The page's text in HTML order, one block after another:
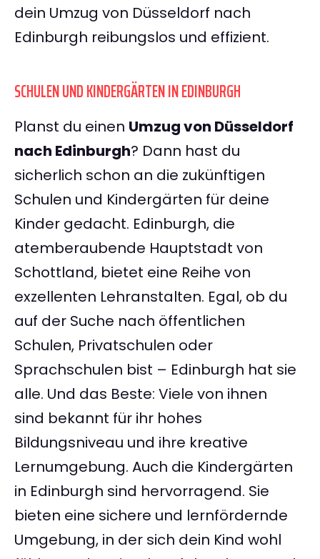
dein Umzug von Düsseldorf nach
Edinburgh reibungslos und effizient.
SCHULEN UND KINDERGÄRTEN IN EDINBURGH
Planst du einen Umzug von Düsseldorf
nach Edinburgh? Dann hast du
sicherlich schon an die zukünftigen
Schulen und Kindergärten für deine
Kinder gedacht. Edinburgh, die
atemberaubende Hauptstadt von
Schottland, bietet eine Reihe von
exzellenten Lehranstalten. Egal, ob du
auf der Suche nach öffentlichen
Schulen, Privatschulen oder
Sprachschulen bist – Edinburgh hat sie
alle. Und das Beste: Viele von ihnen
sind bekannt für ihr hohes
Bildungsniveau und ihre kreative
Lernumgebung. Auch die Kindergärten
in Edinburgh sind hervorragend. Sie
bieten eine sichere und lernfördernde
Umgebung, in der sich dein Kind wohl